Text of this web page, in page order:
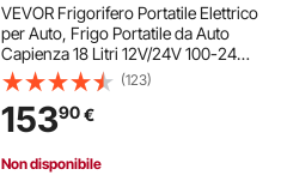
VEVOR Frigorifero Portatile Elettrico
per Auto, Frigo Portatile da Auto
Capienza 18 Litri 12V/24V 100-240V
CA, Frigorifero a Compressore
-20°C a 20°C Maniglia Senza Ruote
per Campeggio Viaggio Pesca
(123)
15390€
Non disponibile